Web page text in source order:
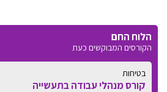
הלוח החם
הקורסים המבוקשים כעת
בטיחות
קורס מנהלי עבודה בתעשייה